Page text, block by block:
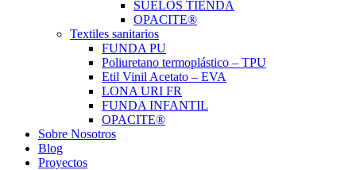
SUELOS TIENDA
OPACITE®
Textiles sanitarios
FUNDA PU
Poliuretano termoplástico – TPU
Etil Vinil Acetato – EVA
LONA URI FR
FUNDA INFANTIL
OPACITE®
Sobre Nosotros
Blog
Proyectos